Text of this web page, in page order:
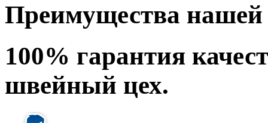
Преимущества нашей
100% гарантия
швейный цех.